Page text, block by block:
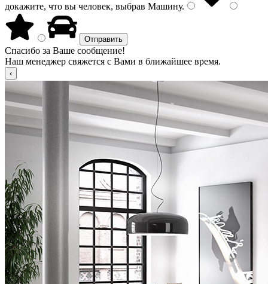
докажите, что вы человек, выбрав Машину.
Спасибо за Ваше сообщение!
Наш менеджер свяжется с Вами в ближайшее время.